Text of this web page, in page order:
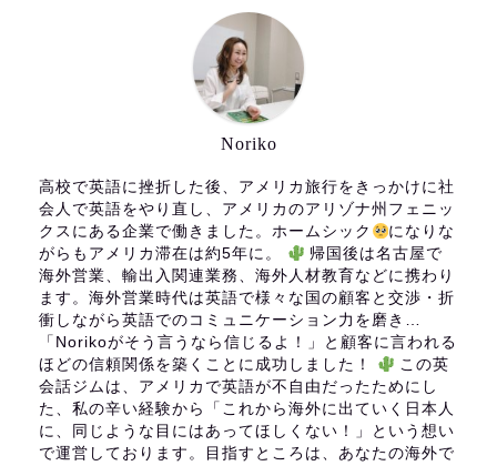
Noriko
高校で英語に挫折した後、アメリカ旅行をきっかけに社
会人で英語をやり直し、アメリカのアリゾナ州フェニッ
クスにある企業で働きました。ホームシック
になりな
がらもアメリカ滞在は約5年に。
帰国後は名古屋で
海外営業、輸出入関連業務、海外人材教育などに携わり
ます。海外営業時代は英語で様々な国の顧客と交渉・折
衝しながら英語でのコミュニケーション力を磨き…
「Norikoがそう言うなら信じるよ！」と顧客に言われる
ほどの信頼関係を築くことに成功しました！
この英
会話ジムは、アメリカで英語が不自由だったためにし
た、私の辛い経験から「これから海外に出ていく日本人
に、同じような目にはあってほしくない！」という想い
で運営しております。目指すところは、あなたの海外で